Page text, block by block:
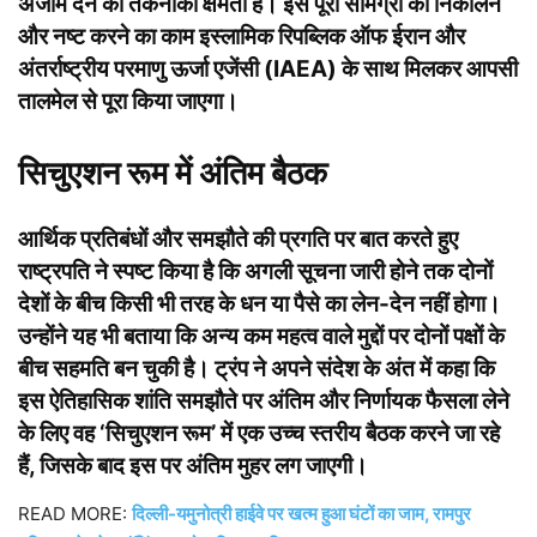
और नष्ट करने का काम इस्लामिक रिपब्लिक ऑफ ईरान और
अंतर्राष्ट्रीय परमाणु ऊर्जा एजेंसी (IAEA) के साथ मिलकर आपसी
तालमेल से पूरा किया जाएगा।
सिचुएशन रूम में अंतिम बैठक
आर्थिक प्रतिबंधों और समझौते की प्रगति पर बात करते हुए
राष्ट्रपति ने स्पष्ट किया है कि अगली सूचना जारी होने तक दोनों
देशों के बीच किसी भी तरह के धन या पैसे का लेन-देन नहीं होगा।
उन्होंने यह भी बताया कि अन्य कम महत्व वाले मुद्दों पर दोनों पक्षों के
बीच सहमति बन चुकी है। ट्रंप ने अपने संदेश के अंत में कहा कि
इस ऐतिहासिक शांति समझौते पर अंतिम और निर्णायक फैसला लेने
के लिए वह ‘सिचुएशन रूम’ में एक उच्च स्तरीय बैठक करने जा रहे
हैं, जिसके बाद इस पर अंतिम मुहर लग जाएगी।
READ MORE:दिल्ली-यमुनोत्री हाईवे पर खत्म हुआ घंटों का जाम, रामपुर